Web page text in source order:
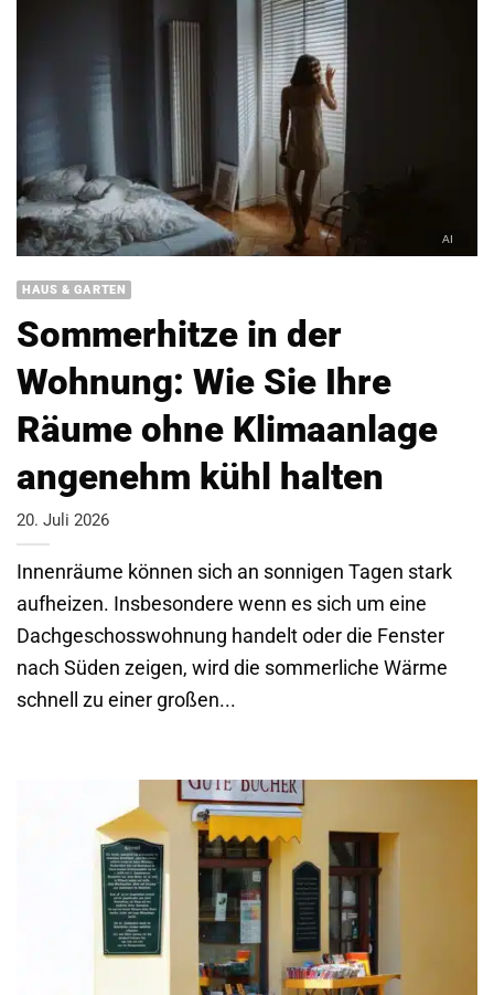
HAUS & GARTEN
Sommerhitze in der
Wohnung: Wie Sie Ihre
Räume ohne Klimaanlage
angenehm kühl halten
20. Juli 2026
Innenräume können sich an sonnigen Tagen stark
aufheizen. Insbesondere wenn es sich um eine
Dachgeschosswohnung handelt oder die Fenster
nach Süden zeigen, wird die sommerliche Wärme
schnell zu einer großen...